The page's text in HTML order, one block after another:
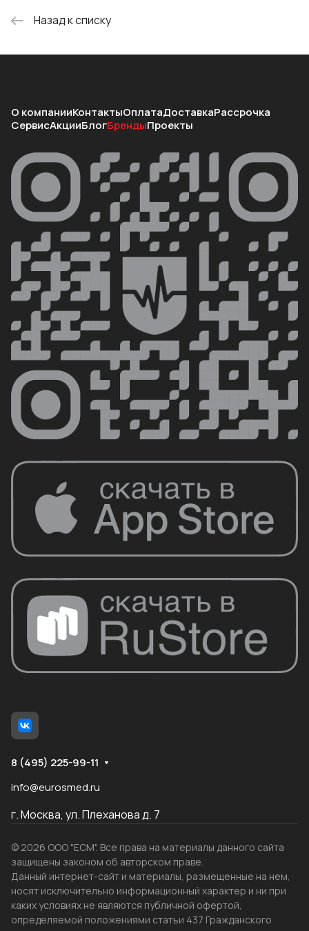
Назад к списку
О компанииКонтактыОплатаДоставкаРассрочка
СервисАкцииБлогБрендыПроекты
8 (495) 225-99-11
info@eurosmed.ru
г. Москва, ул. Плеханова д. 7
© 2026 ООО "ЕСМ". Все права на материалы данного сайта
защищены законом об авторском праве.
Данный интернет-сайт и материалы, размещенные на нем,
носят исключительно информационный характер и ни при
каких условиях не являются публичной офертой,
определяемой положениями статьи 437 Гражданского